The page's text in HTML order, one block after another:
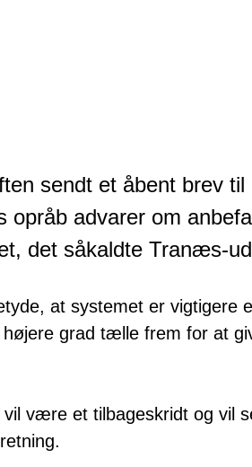
sendt et åbent brev til
advarer om
det såkaldte Tranæs-
at systemet er vigtigere
grad tælle frem for at
være et tilbageskridt og vil